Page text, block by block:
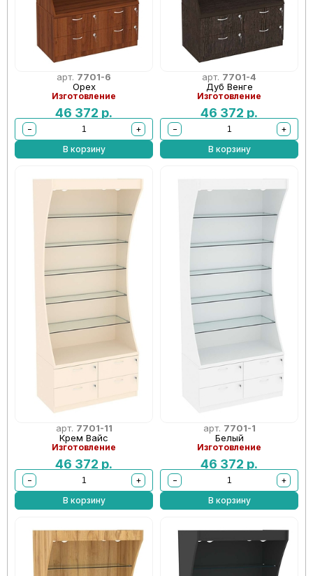
арт. 7701-6
Орех
Изготовление
46 372 р.
−
+
В корзину
арт. 7701-4
Дуб Венге
Изготовление
46 372 р.
−
+
В корзину
арт. 7701-11
Крем Вайс
Изготовление
46 372 р.
−
+
В корзину
арт. 7701-1
Белый
Изготовление
46 372 р.
−
+
В корзину